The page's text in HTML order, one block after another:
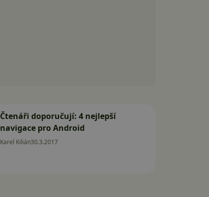
Čtenáři doporučují: 4 nejlepší
navigace pro Android
Karel Kilián30.3.2017